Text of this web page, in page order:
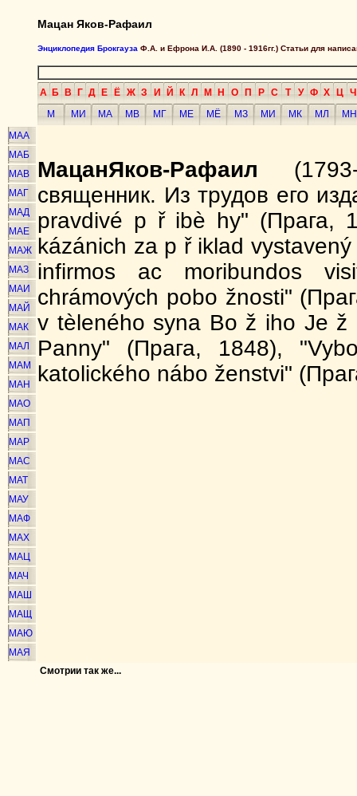
Мацан Яков-Рафаил
Энциклопедия Брокгауза Ф.А. и Ефрона И.А. (1890 - 1916гг.) Статьи для
А Б В Г Д Е Ё Ж З И Й К Л М Н О П Р С Т У Ф Х Ц Ч
М
МИ МА МВ МГ МЕ МЁ МЗ МИ МК МЛ
МН
МАА
МАБ
МАВ
МАГ
МАД
МАЕ
МАЖ
МАЗ
МАИ
МАЙ
МАК
МАЛ
МАМ
МАН
МАО
МАП
МАР
МАС
МАТ
МАУ
МАФ
МАХ
МАЦ
МАЧ
МАШ
МАЩ
МАЮ
МАЯ
МацанЯков-Рафаил
священник. Из трудов его
pravdivé p ř ibè hy" (Прага,
kázánich za p ř iklad
infirmos ас moribundos
chrámových pobo žnosti"
v tèleného syna Bo ž iho Je
Panny" (Прага, 1848),
katolického nábo ženstvi"
Смотрии так же...